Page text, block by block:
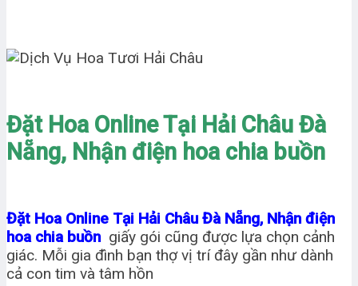
Đặt Hoa Online Tại Hải Châu Đà
Nẵng, Nhận điện hoa chia buồn
Đặt Hoa Online Tại Hải Châu Đà Nẵng, Nhận điện
hoa chia buồn giấy gói cũng được lựa chọn cảnh
giác. Mỗi gia đình bạn thợ vị trí đây gần như dành
cả con tim và tâm hồn